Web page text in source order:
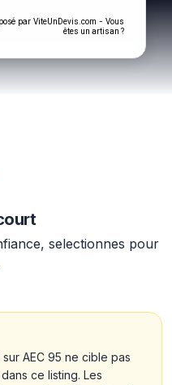
par ViteUnDevis.com - Vous
êtes un artisan ?
selectionnes pour
AEC 95 ne cible pas
ce listing. Les